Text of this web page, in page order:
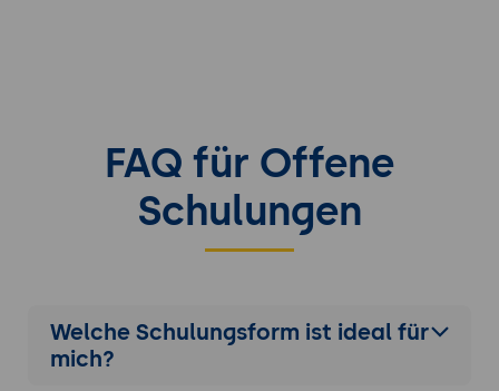
FAQ für Offene
Schulungen
Welche Schulungsform ist ideal für
mich?